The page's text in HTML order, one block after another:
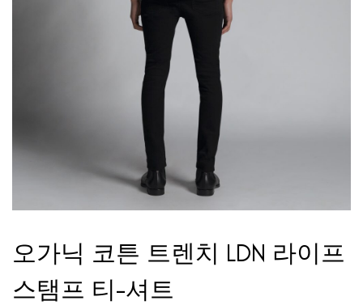
오가닉 코튼 트렌치 LDN 라이프
스탬프 티-셔트